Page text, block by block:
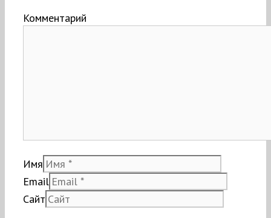
Комментарий
Имя
Email
Сайт